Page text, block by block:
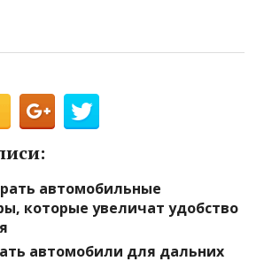
автомобильные
которые увеличат удобство
автомобили для дальних